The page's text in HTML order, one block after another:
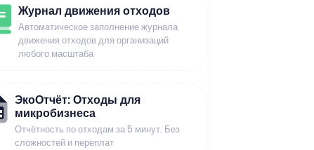
Журнал движения отходов
Автоматическое заполнение журнала
движения отходов для организаций
любого масштаба
ЭкоОтчёт: Отходы для
микробизнеса
Отчётность по отходам за 5 минут. Без
сложностей и переплат